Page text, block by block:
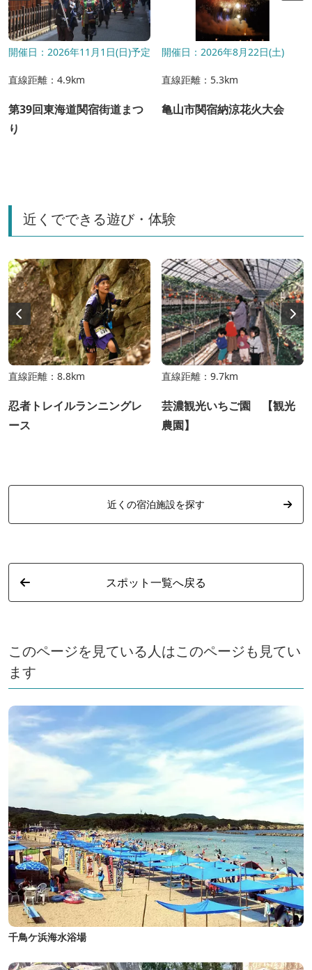
開催日：2026年11月1日(日)予定
直線距離：4.9km
第39回東海道関宿街道まつ
り
開催日：2026年8月22日(土)
直線距離：5.3km
亀山市関宿納涼花火大会
近くでできる遊び・体験
直線距離：8.8km
忍者トレイルランニングレ
ース
直線距離：9.7km
芸濃観光いちご園 【観光
農園】
近くの宿泊施設を探す
スポット一覧へ戻る
このページを見ている人はこのページも見てい
ます
千鳥ケ浜海水浴場